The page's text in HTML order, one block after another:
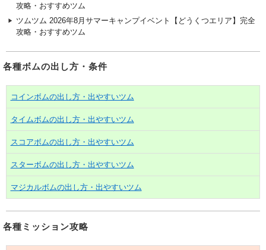
攻略・おすすめツム
ツムツム 2026年8月サマーキャンプイベント【どうくつエリア】完全
攻略・おすすめツム
各種ボムの出し方・条件
コインボムの出し方・出やすいツム
タイムボムの出し方・出やすいツム
スコアボムの出し方・出やすいツム
スターボムの出し方・出やすいツム
マジカルボムの出し方・出やすいツム
各種ミッション攻略